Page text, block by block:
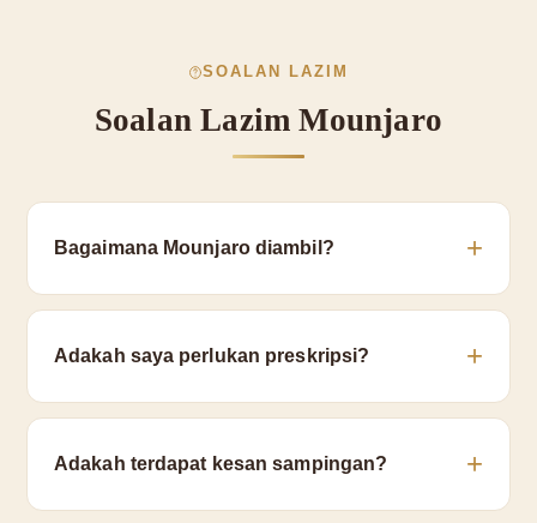
SOALAN LAZIM
Soalan Lazim Mounjaro
Bagaimana Mounjaro diambil?
Adakah saya perlukan preskripsi?
Adakah terdapat kesan sampingan?